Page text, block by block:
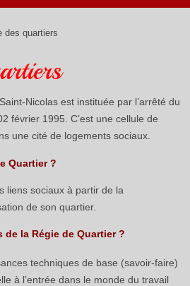
des quartiers
Nicolas est instituée par l’arrêté du
février 1995. C’est une cellule de
une cité de logements sociaux.
Quartier ?
liens sociaux à partir de la
de son quartier.
la Régie de Quartier ?
techniques de base (savoir-faire)
à l’entrée dans le monde du travail